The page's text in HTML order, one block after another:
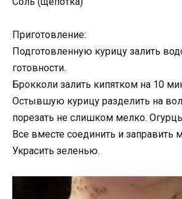
Приготовление:
Подготовленную курицу залить
готовности.
Брокколи залить кипятком на 10
Остывшую курицу разделить на
порезать не слишком мелко.
Все вместе соединить и заправить
Украсить зеленью.